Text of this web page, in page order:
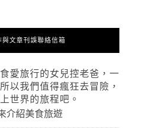
與文章刊誤聯絡信箱
愛旅行的女兒控老爸，一
以我們值得瘋狂去冒險，
世界的旅程吧。
介紹美食旅遊